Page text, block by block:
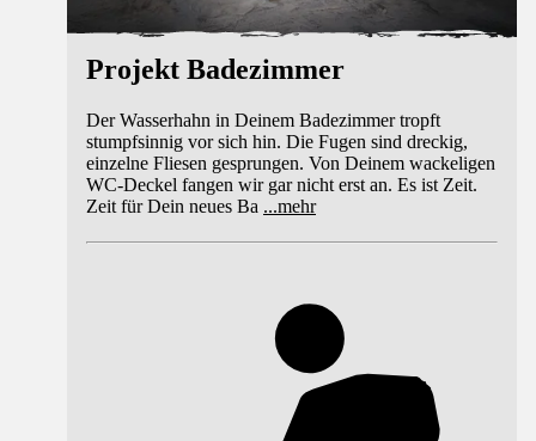
Projekt Badezimmer
Der Wasserhahn in Deinem Badezimmer tropft
stumpfsinnig vor sich hin. Die Fugen sind dreckig,
einzelne Fliesen gesprungen. Von Deinem wackeligen
WC-Deckel fangen wir gar nicht erst an. Es ist Zeit.
Zeit für Dein neues Ba ...mehr